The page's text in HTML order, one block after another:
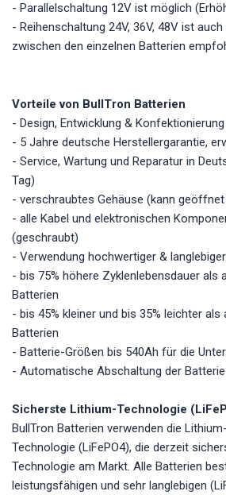
- Parallelschaltung 12V ist möglich
- Reihenschaltung 24V, 36V, 48V ist
zwischen den einzelnen Batterien
Vorteile von BullTron Batterien
- Design, Entwicklung &
- 5 Jahre deutsche Herstellergarantie,
- Service, Wartung und Reparatur in
Tag)
- verschraubtes Gehäuse (kann
- alle Kabel und elektronischen
(geschraubt)
- Verwendung hochwertiger &
- bis 75% höhere Zyklenlebensdauer als
Batterien
- bis 45% kleiner und bis 35% leichter als
Batterien
- Batterie-Größen bis 540Ah für die
- Automatische Abschaltung der
Sicherste Lithium-Technologie
BullTron Batterien verwenden die
Technologie (LiFePO4), die derzeit
Technologie am Markt. Alle Batterien
leistungsfähigen und sehr langlebigen